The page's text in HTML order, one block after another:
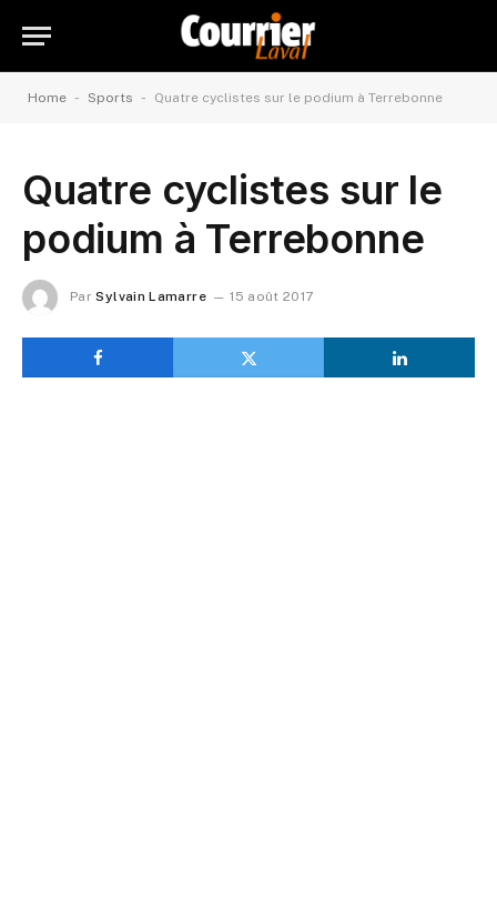
Home - Sports - Quatre cyclistes sur le podium à Terrebonne
Quatre cyclistes sur le
podium à Terrebonne
Par Sylvain Lamarre 15 août 2017